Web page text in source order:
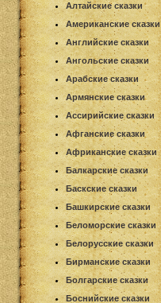
Алтайские сказки
Американские сказки
Английские сказки
Ангольские сказки
Арабские сказки
Армянские сказки
Ассирийские сказки
Афганские сказки
Африканские сказки
Балкарские сказки
Баскские сказки
Башкирские сказки
Беломорские сказки
Белорусские сказки
Бирманские сказки
Болгарские сказки
Боснийские сказки